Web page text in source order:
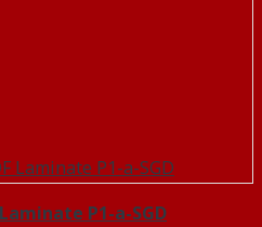
P1-a-SGD